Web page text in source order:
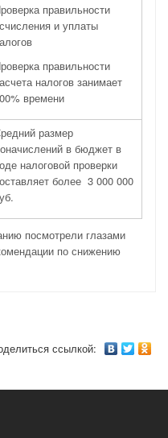
правильности
и уплаты
правильности
налогов занимает
времени
размер
в бюджет в
налоговой проверки
более 3 000 000
посмотрели глазами
по снижению
ссылкой: